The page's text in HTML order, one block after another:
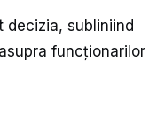
decizia, subliniind
funcționarilor